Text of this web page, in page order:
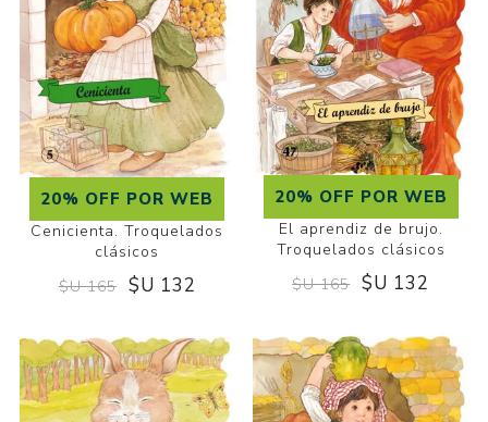
20% OFF POR WEB
Cenicienta. Troquelados
clásicos
$U 165 $U 132
20% OFF POR WEB
El aprendiz de brujo.
Troquelados clásicos
$U 165 $U 132